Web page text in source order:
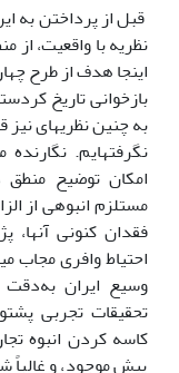
قبل از پرداختن به
نظریه با واقعیت، از
اینجا هدف از طرح
بازخوانی تاریخ
به چنین نظریه­ای نیز
نگرفته­ایم.
امکان توضیح منطق
مستلزم انبوهی از
فقدان کنونی
احتیاط وافری مجاب
وسیع ایران
تحقیقات تجربی
کاسه کردن انبوه
پیش موجود، و غالباً